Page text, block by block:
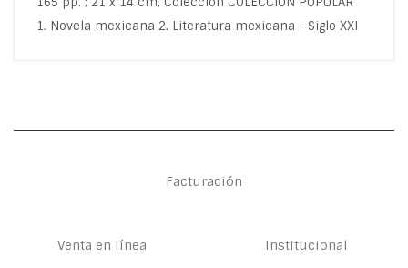
1. Novela mexicana 2. Literatura mexicana - Siglo XXI
Facturación
Venta en línea Institucional